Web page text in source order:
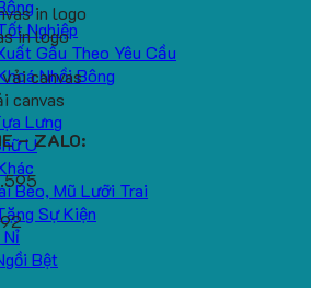
Nghiệp
Gấu Theo Yêu Cầu
Nhồi Bông
Lưng
U
Bèo, Mũ Lưỡi Trai
Sự Kiện
Nỉ
Bệt
in logo
canvas
– ZALO: